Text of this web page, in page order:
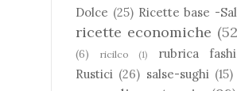
Dolce (25) Ricette base -
ricette economiche
(6)
ricilco (1) rubrica
Rustici (26) salse-sughi (15)